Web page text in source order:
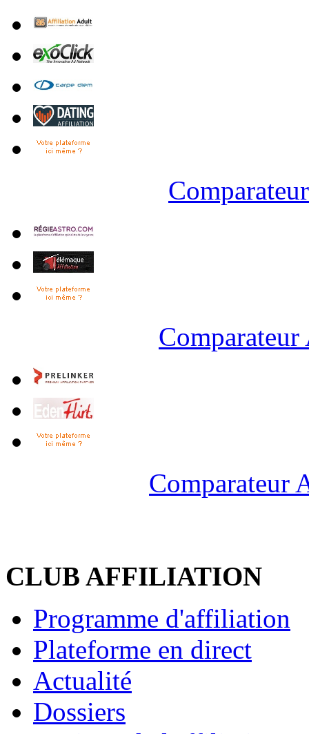
Comparateur
CLUB AFFILIATION
Programme d'affiliation
Plateforme en direct
Actualité
Dossiers